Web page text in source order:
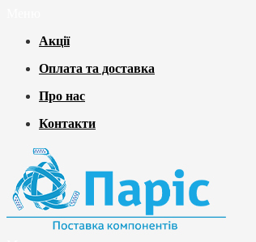
Акції
Оплата та доставка
Про нас
Контакти